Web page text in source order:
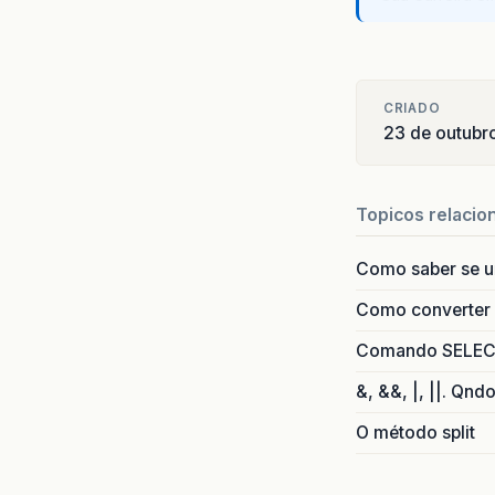
}
}
}
CRIADO
23 de
Topicos
Como saber se
Como converter
Comando
&, &&, |, ||.
O método split